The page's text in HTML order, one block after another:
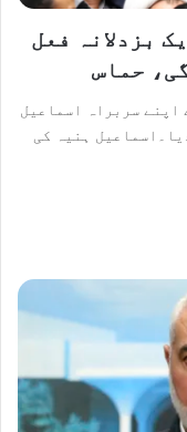
بزدلانہ فعل
حماس
اپنے سربراہ اسماعیل
ہنیہ کی